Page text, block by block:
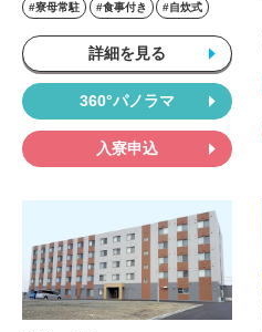
#寮母常駐 #食事付き #自炊式
詳細を見る
360°パノラマ
入寮申込